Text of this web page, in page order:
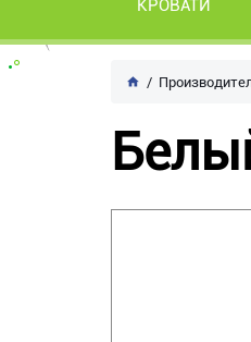
КРОВАТИ